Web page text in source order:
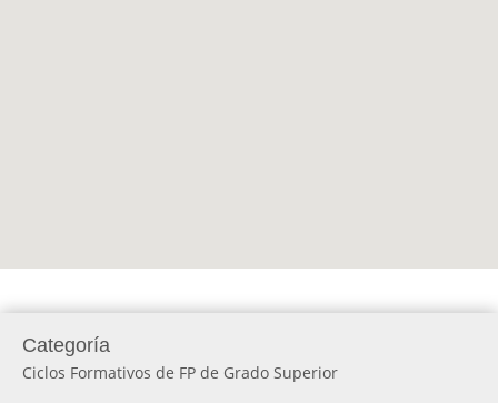
Categoría
Ciclos Formativos de FP de Grado Superior